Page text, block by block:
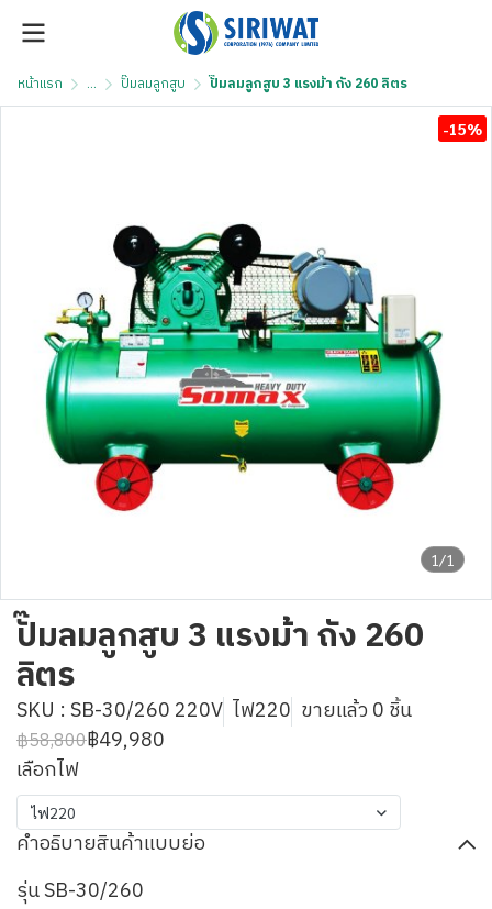
หน้าแรก ... ปั๊มลมลูกสูบ ปั๊มลมลูกสูบ 3 แรงม้า ถัง 260 ลิตร
1/1
-15%
ปั๊มลมลูกสูบ 3 แรงม้า ถัง 260
ลิตร
SKU : SB-30/260 220V ไฟ220 ขายแล้ว 0 ชิ้น
฿58,800฿49,980
เลือกไฟ
ไฟ220
คำอธิบายสินค้าแบบย่อ
รุ่น SB-30/260